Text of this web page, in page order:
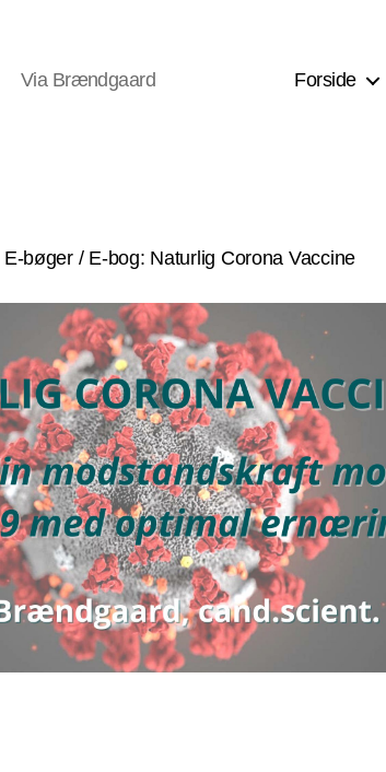
Via Brændgaard Forside
E-bøger/ E-bog: Naturlig Corona Vaccine